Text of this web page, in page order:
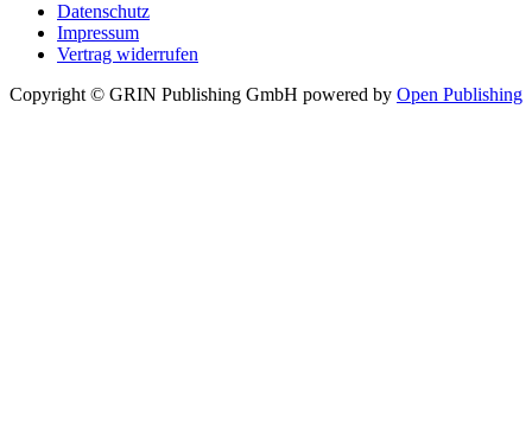
Datenschutz
Impressum
Vertrag widerrufen
Copyright © GRIN Publishing GmbH powered by Open Publishing